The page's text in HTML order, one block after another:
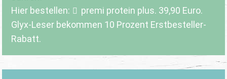
Hier bestellen:
premi protein plus. 39,90 Euro.
Glyx-Leser bekommen 10 Prozent Erstbesteller-
Rabatt.